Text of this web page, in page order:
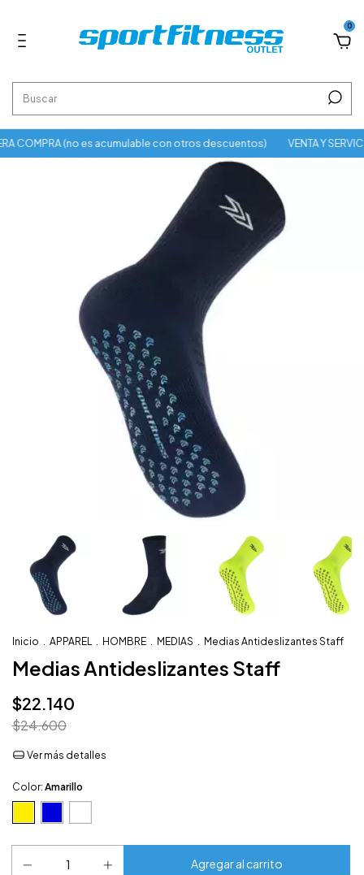
0
COMPRA (no es acumulable con otros descuentos) VENTA Y
Inicio APPAREL HOMBRE MEDIAS Medias Antideslizantes Staff
Medias Antideslizantes Staff
$22.140
$24.600
Ver más detalles
Color: Amarillo